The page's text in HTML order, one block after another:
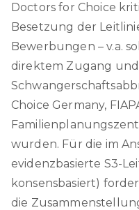
Doctors for Choice
Besetzung der
Bewerbungen – v.a.
direktem Zugang
Choice Germany,
wurden. Für die im
evidenzbasierte S3-
konsensbasiert)
die